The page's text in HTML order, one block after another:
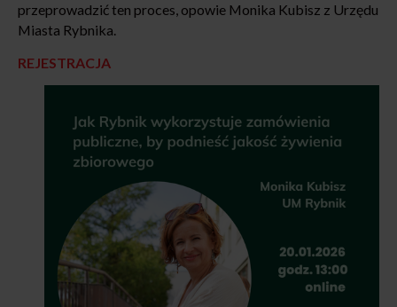
przeprowadzić ten proces, opowie Monika Kubisz z Urzędu
Miasta Rybnika.
REJESTRACJA